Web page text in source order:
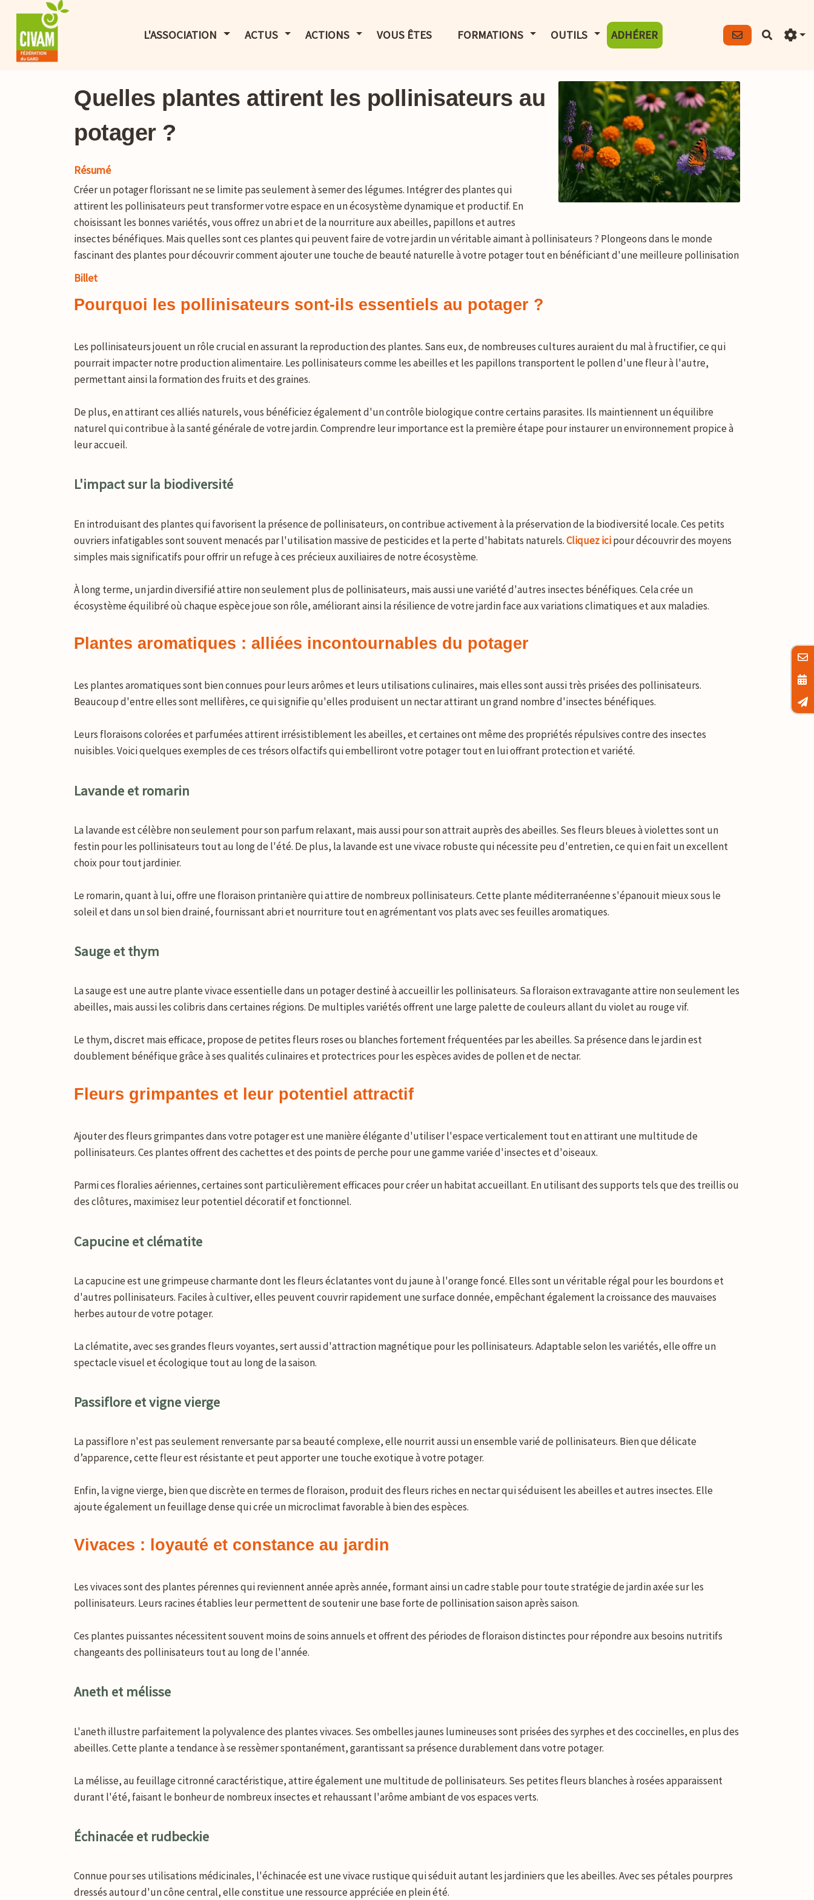
L'ASSOCIATION AFFICHER LE MENU
ACTUS AFFICHER LE MENU
ACTIONS AFFICHER LE MENU
VOUS ÊTES FORMATIONS AFFICHER LE MENU
OUTILS AFFICHER LE MENU
ADHÉRER
Quelles plantes attirent les pollinisateurs au
potager ?
Résumé
Créer un potager florissant ne se limite pas seulement à semer des légumes. Intégrer des plantes qui
attirent les pollinisateurs peut transformer votre espace en un écosystème dynamique et productif. En
choisissant les bonnes variétés, vous offrez un abri et de la nourriture aux abeilles, papillons et autres
insectes bénéfiques. Mais quelles sont ces plantes qui peuvent faire de votre jardin un véritable aimant à pollinisateurs ? Plongeons dans le monde
fascinant des plantes pour découvrir comment ajouter une touche de beauté naturelle à votre potager tout en bénéficiant d'une meilleure pollinisation
Billet
Pourquoi les pollinisateurs sont-ils essentiels au potager ?
Les pollinisateurs jouent un rôle crucial en assurant la reproduction des plantes. Sans eux, de nombreuses cultures auraient du mal à fructifier, ce qui
pourrait impacter notre production alimentaire. Les pollinisateurs comme les abeilles et les papillons transportent le pollen d'une fleur à l'autre,
permettant ainsi la formation des fruits et des graines.
De plus, en attirant ces alliés naturels, vous bénéficiez également d'un contrôle biologique contre certains parasites. Ils maintiennent un équilibre
naturel qui contribue à la santé générale de votre jardin. Comprendre leur importance est la première étape pour instaurer un environnement propice à
leur accueil.
L'impact sur la biodiversité
En introduisant des plantes qui favorisent la présence de pollinisateurs, on contribue activement à la préservation de la biodiversité locale. Ces petits
ouvriers infatigables sont souvent menacés par l'utilisation massive de pesticides et la perte d'habitats naturels.Cliquez icipour découvrir des moyens
simples mais significatifs pour offrir un refuge à ces précieux auxiliaires de notre écosystème.
À long terme, un jardin diversifié attire non seulement plus de pollinisateurs, mais aussi une variété d'autres insectes bénéfiques. Cela crée un
écosystème équilibré où chaque espèce joue son rôle, améliorant ainsi la résilience de votre jardin face aux variations climatiques et aux maladies.
Plantes aromatiques : alliées incontournables du potager
Les plantes aromatiques sont bien connues pour leurs arômes et leurs utilisations culinaires, mais elles sont aussi très prisées des pollinisateurs.
Beaucoup d'entre elles sont mellifères, ce qui signifie qu'elles produisent un nectar attirant un grand nombre d'insectes bénéfiques.
Leurs floraisons colorées et parfumées attirent irrésistiblement les abeilles, et certaines ont même des propriétés répulsives contre des insectes
nuisibles. Voici quelques exemples de ces trésors olfactifs qui embelliront votre potager tout en lui offrant protection et variété.
Lavande et romarin
La lavande est célèbre non seulement pour son parfum relaxant, mais aussi pour son attrait auprès des abeilles. Ses fleurs bleues à violettes sont un
festin pour les pollinisateurs tout au long de l'été. De plus, la lavande est une vivace robuste qui nécessite peu d'entretien, ce qui en fait un excellent
choix pour tout jardinier.
Le romarin, quant à lui, offre une floraison printanière qui attire de nombreux pollinisateurs. Cette plante méditerranéenne s'épanouit mieux sous le
soleil et dans un sol bien drainé, fournissant abri et nourriture tout en agrémentant vos plats avec ses feuilles aromatiques.
Sauge et thym
La sauge est une autre plante vivace essentielle dans un potager destiné à accueillir les pollinisateurs. Sa floraison extravagante attire non seulement les
abeilles, mais aussi les colibris dans certaines régions. De multiples variétés offrent une large palette de couleurs allant du violet au rouge vif.
Le thym, discret mais efficace, propose de petites fleurs roses ou blanches fortement fréquentées par les abeilles. Sa présence dans le jardin est
doublement bénéfique grâce à ses qualités culinaires et protectrices pour les espèces avides de pollen et de nectar.
Fleurs grimpantes et leur potentiel attractif
Ajouter des fleurs grimpantes dans votre potager est une manière élégante d'utiliser l'espace verticalement tout en attirant une multitude de
pollinisateurs. Ces plantes offrent des cachettes et des points de perche pour une gamme variée d'insectes et d'oiseaux.
Parmi ces floralies aériennes, certaines sont particulièrement efficaces pour créer un habitat accueillant. En utilisant des supports tels que des treillis ou
des clôtures, maximisez leur potentiel décoratif et fonctionnel.
Capucine et clématite
La capucine est une grimpeuse charmante dont les fleurs éclatantes vont du jaune à l'orange foncé. Elles sont un véritable régal pour les bourdons et
d'autres pollinisateurs. Faciles à cultiver, elles peuvent couvrir rapidement une surface donnée, empêchant également la croissance des mauvaises
herbes autour de votre potager.
La clématite, avec ses grandes fleurs voyantes, sert aussi d'attraction magnétique pour les pollinisateurs. Adaptable selon les variétés, elle offre un
spectacle visuel et écologique tout au long de la saison.
Passiflore et vigne vierge
La passiflore n'est pas seulement renversante par sa beauté complexe, elle nourrit aussi un ensemble varié de pollinisateurs. Bien que délicate
d’apparence, cette fleur est résistante et peut apporter une touche exotique à votre potager.
Enfin, la vigne vierge, bien que discrète en termes de floraison, produit des fleurs riches en nectar qui séduisent les abeilles et autres insectes. Elle
ajoute également un feuillage dense qui crée un microclimat favorable à bien des espèces.
Vivaces : loyauté et constance au jardin
Les vivaces sont des plantes pérennes qui reviennent année après année, formant ainsi un cadre stable pour toute stratégie de jardin axée sur les
pollinisateurs. Leurs racines établies leur permettent de soutenir une base forte de pollinisation saison après saison.
Ces plantes puissantes nécessitent souvent moins de soins annuels et offrent des périodes de floraison distinctes pour répondre aux besoins nutritifs
changeants des pollinisateurs tout au long de l'année.
Aneth et mélisse
L'aneth illustre parfaitement la polyvalence des plantes vivaces. Ses ombelles jaunes lumineuses sont prisées des syrphes et des coccinelles, en plus des
abeilles. Cette plante a tendance à se ressèmer spontanément, garantissant sa présence durablement dans votre potager.
La mélisse, au feuillage citronné caractéristique, attire également une multitude de pollinisateurs. Ses petites fleurs blanches à rosées apparaissent
durant l'été, faisant le bonheur de nombreux insectes et rehaussant l'arôme ambiant de vos espaces verts.
Échinacée et rudbeckie
Connue pour ses utilisations médicinales, l'échinacée est une vivace rustique qui séduit autant les jardiniers que les abeilles. Avec ses pétales pourpres
dressés autour d'un cône central, elle constitue une ressource appréciée en plein été.